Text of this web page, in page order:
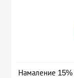
Намаление 15%